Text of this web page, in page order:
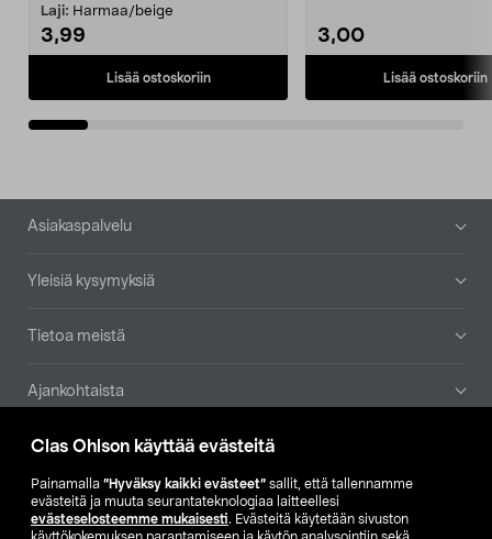
Clas Ohlson käyttää evästeitä
Painamalla ”Hyväksy kaikki evästeet” sallit, että tallennamme
evästeitä ja muuta seurantateknologiaa laitteellesi
evästeselosteemme mukaisesti. Evästeitä käytetään sivuston
Laji: Harmaa/beige
3,99
Lisää ostoskoriin
3,00
Lisää ostoskoriin
Alatunniste
Asiakaspalvelu
Yleisiä kysymyksiä
Tietoa meistä
Ajankohtaista
Muut yrityksemme
Etsi myymälä